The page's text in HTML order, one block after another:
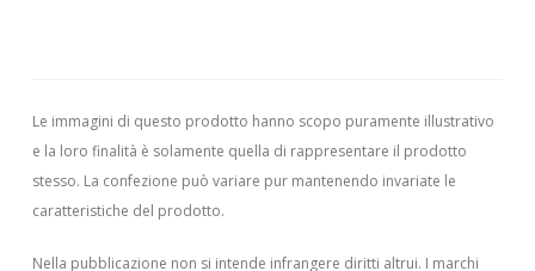
Le immagini di questo prodotto hanno scopo puramente illustrativo
e la loro finalità è solamente quella di rappresentare il prodotto
stesso. La confezione può variare pur mantenendo invariate le
caratteristiche del prodotto.
Nella pubblicazione non si intende infrangere diritti altrui. I marchi